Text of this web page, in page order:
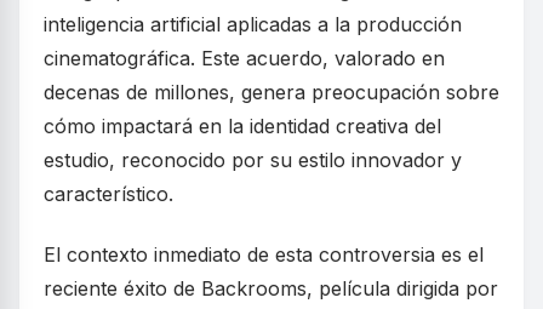
inteligencia artificial aplicadas a la producción
cinematográfica. Este acuerdo, valorado en
decenas de millones, genera preocupación sobre
cómo impactará en la identidad creativa del
estudio, reconocido por su estilo innovador y
característico.
El contexto inmediato de esta controversia es el
reciente éxito de Backrooms, película dirigida por